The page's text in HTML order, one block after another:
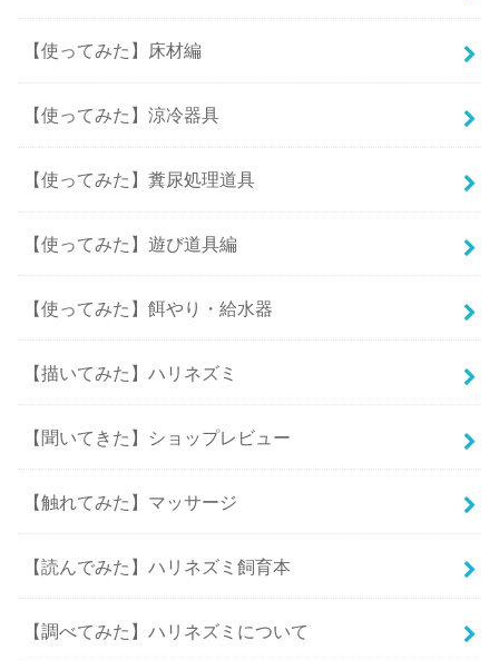
【使ってみた】床材編
【使ってみた】涼冷器具
【使ってみた】糞尿処理道具
【使ってみた】遊び道具編
【使ってみた】餌やり・給水器
【描いてみた】ハリネズミ
【聞いてきた】ショップレビュー
【触れてみた】マッサージ
【読んでみた】ハリネズミ飼育本
【調べてみた】ハリネズミについて